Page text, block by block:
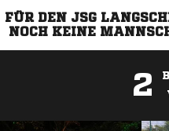
FÜR DEN JSG
NOCH KEINE
2